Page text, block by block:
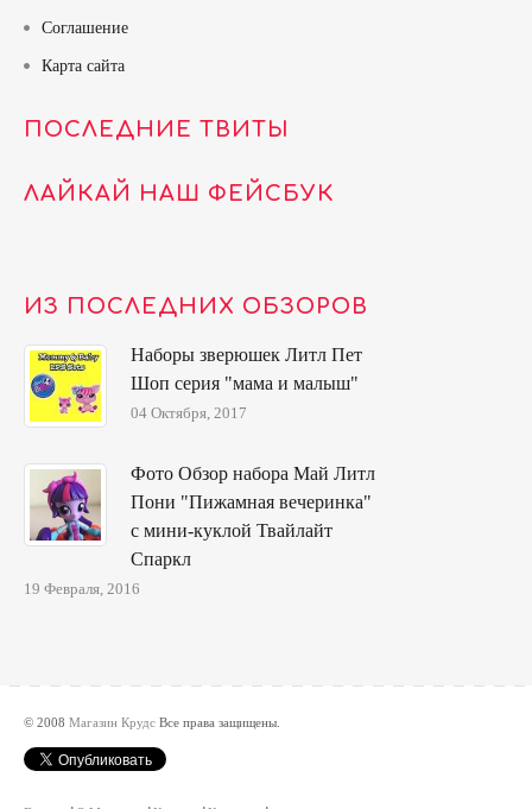
Соглашение
Карта сайта
ПОСЛЕДНИЕ ТВИТЫ
ЛАЙКАЙ НАШ ФЕЙСБУК
ИЗ ПОСЛЕДНИХ ОБЗОРОВ
Наборы зверюшек Литл Пет
Шоп серия "мама и малыш"
04 Октября, 2017
Фото Обзор набора Май Литл
Пони "Пижамная вечеринка"
с мини-куклой Твайлайт
Спаркл
19 Февраля, 2016
© 2008 Магазин Крудс Все права защищены.